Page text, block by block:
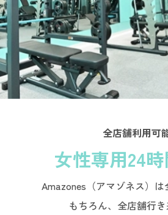
全店舗利用可
女性専用24
Amazones（アマゾネス）は
もちろん、全店舗行き